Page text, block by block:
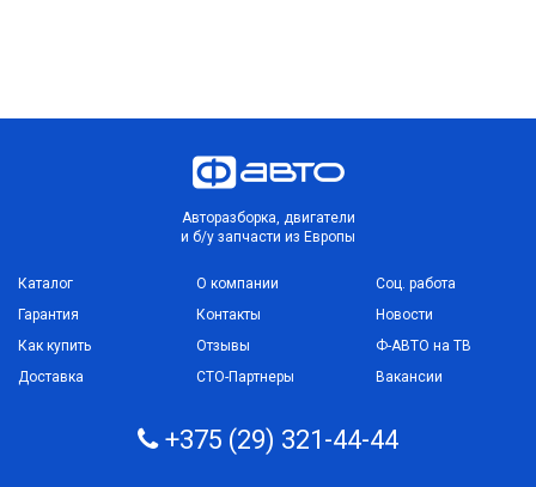
Авторазборка, двигатели
и б/у запчасти из Европы
Каталог
Гарантия
Как купить
Доставка
О компании
Контакты
Отзывы
СТО-Партнеры
Соц. работа
Новости
Ф-АВТО на ТВ
Вакансии
+375 (29) 321-44-44